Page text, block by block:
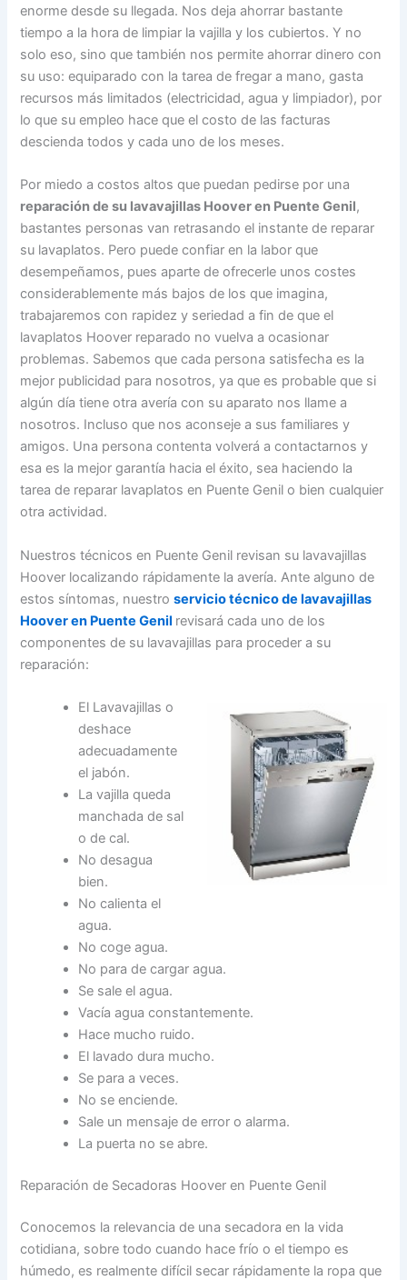
enorme desde su llegada. Nos deja ahorrar bastante
tiempo a la hora de limpiar la vajilla y los cubiertos. Y no
solo eso, sino que también nos permite ahorrar dinero con
su uso: equiparado con la tarea de fregar a mano, gasta
recursos más limitados (electricidad, agua y limpiador), por
lo que su empleo hace que el costo de las facturas
descienda todos y cada uno de los meses.
Por miedo a costos altos que puedan pedirse por una
reparación de su lavavajillas Hoover en Puente Genil,
bastantes personas van retrasando el instante de reparar
su lavaplatos. Pero puede confiar en la labor que
desempeñamos, pues aparte de ofrecerle unos costes
considerablemente más bajos de los que imagina,
trabajaremos con rapidez y seriedad a fin de que el
lavaplatos Hoover reparado no vuelva a ocasionar
problemas. Sabemos que cada persona satisfecha es la
mejor publicidad para nosotros, ya que es probable que si
algún día tiene otra avería con su aparato nos llame a
nosotros. Incluso que nos aconseje a sus familiares y
amigos. Una persona contenta volverá a contactarnos y
esa es la mejor garantía hacia el éxito, sea haciendo la
tarea de reparar lavaplatos en Puente Genil o bien cualquier
otra actividad.
Nuestros técnicos en Puente Genil revisan su lavavajillas
Hoover localizando rápidamente la avería. Ante alguno de
estos síntomas, nuestroservicio técnico de lavavajillas
Hoover en Puente Genil revisará cada uno de los
componentes de su lavavajillas para proceder a su
reparación:
El Lavavajillas o
deshace
adecuadamente
el jabón.
La vajilla queda
manchada de sal
o de cal.
No desagua
bien.
No calienta el
agua.
No coge agua.
No para de cargar agua.
Se sale el agua.
Vacía agua constantemente.
Hace mucho ruido.
El lavado dura mucho.
Se para a veces.
No se enciende.
Sale un mensaje de error o alarma.
La puerta no se abre.
Reparación de Secadoras Hoover en Puente Genil
Conocemos la relevancia de una secadora en la vida
cotidiana, sobre todo cuando hace frío o el tiempo es
húmedo, es realmente difícil secar rápidamente la ropa que